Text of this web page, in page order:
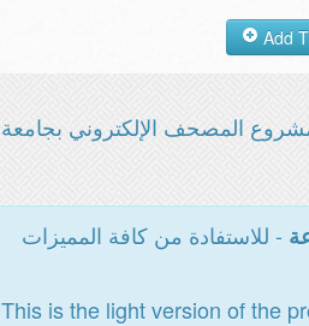
المصحف الإلكتروني بجامعة
- للاستفادة من كافة المميزات
This is the light version of the